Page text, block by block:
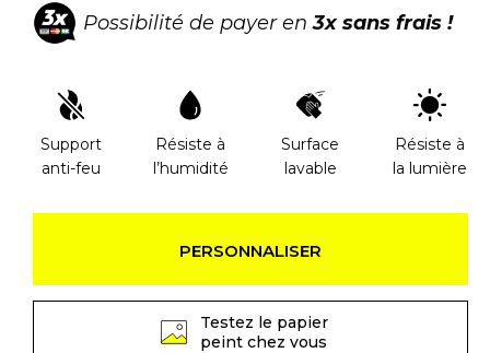
Possibilité de payer en3x sans frais !
Support
anti-feu
Résiste à
l’humidité
Surface
lavable
Résiste à
la lumière
PERSONNALISER
Testez le papier
peint chez vous